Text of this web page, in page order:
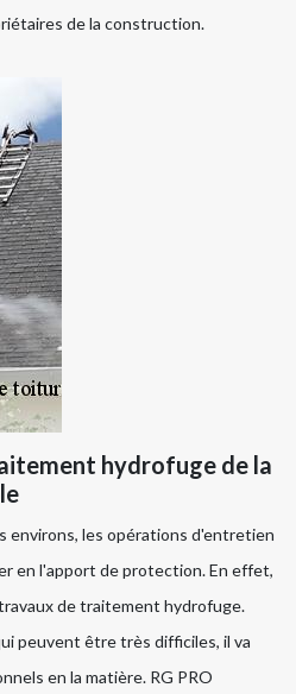
de la construction.
hydrofuge de la
environs, les opérations d'entretien
en l'apport de protection. En effet,
de traitement hydrofuge.
peuvent être très difficiles, il va
en la matière. RG PRO